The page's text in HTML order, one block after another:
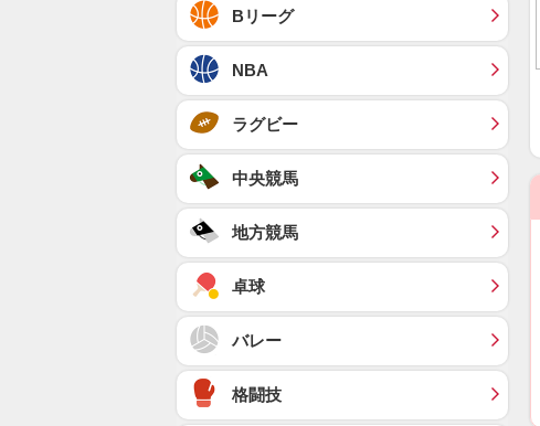
Bリーグ
NBA
ラグビー
中央競馬
地方競馬
卓球
バレー
格闘技